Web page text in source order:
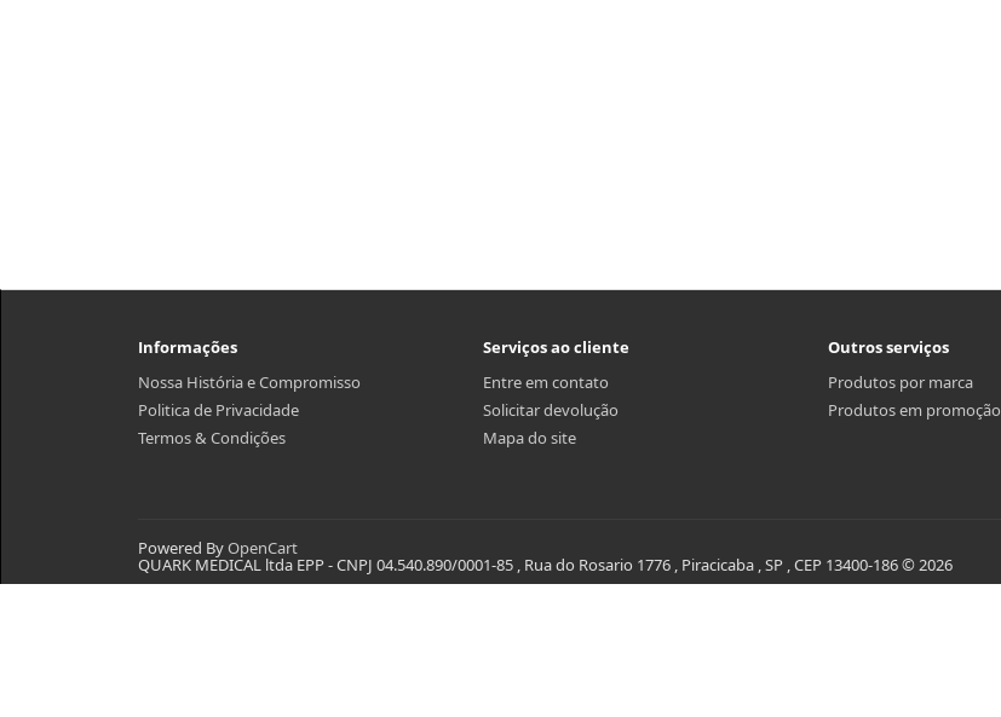
Informações
Nossa História e Compromisso
Politica de Privacidade
Termos & Condições
Serviços ao cliente
Entre em contato
Solicitar devolução
Mapa do site
Outros serviços
Produtos por marca
Produtos em promoção
Powered ByOpenCart
QUARK MEDICAL ltda EPP - CNPJ 04.540.890/0001-85 , Rua do Rosario 1776 , Piracicaba , SP , CEP 13400-186 © 2026